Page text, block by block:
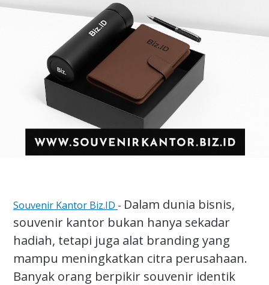
Souvenir Kantor Biz.ID - Dalam dunia bisnis,
souvenir kantor bukan hanya sekadar
hadiah, tetapi juga alat branding yang
mampu meningkatkan citra perusahaan.
Banyak orang berpikir souvenir identik